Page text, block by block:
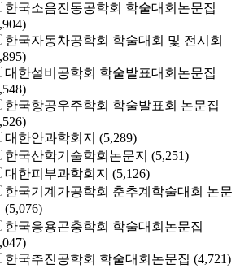
한국소음진동공학회 학술대회논문집
한국자동차공학회 학술대회 및 전시회
대한설비공학회 학술발표대회논문집
한국항공우주학회 학술발표회 논문집
대한안과학회지 (5,289)
한국산학기술학회논문지 (5,251)
대한피부과학회지 (5,126)
한국기계가공학회 춘추계학술대회 논문
(5,076)
한국응용곤충학회 학술대회논문집
한국추진공학회 학술대회논문집 (4,721)